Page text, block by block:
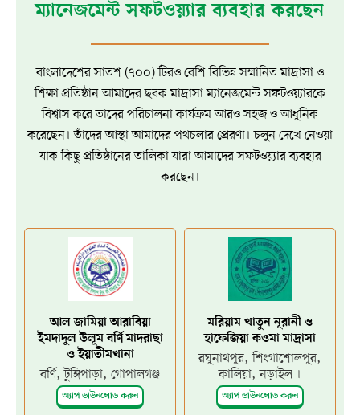
ম্যানেজমেন্ট সফটওয়্যার ব্যবহার করছেন
বাংলাদেশের সাতশ (৭০০) টিরও বেশি বিভিন্ন সম্মানিত মাদ্রাসা ও
শিক্ষা প্রতিষ্ঠান আমাদের ছবক মাদ্রাসা ম্যানেজমেন্ট সফটওয়্যারকে
বিশ্বাস করে তাদের পরিচালনা কার্যক্রম আরও সহজ ও আধুনিক
করেছেন। তাঁদের আস্থা আমাদের পথচলার প্রেরণা। চলুন দেখে নেওয়া
যাক কিছু প্রতিষ্ঠানের তালিকা যারা আমাদের সফটওয়্যার ব্যবহার
করছেন।
আল জামিয়া আরাবিয়া
ইমদাদুল উলূম বর্ণি মাদরাছা
ও ইয়াতীমখানা
বর্ণি, টুঙ্গিপাড়া, গোপালগঞ্জ
অ্যাপ ডাউনলোড করুন
মরিয়াম খাতুন নূরানী ও
হাফেজিয়া কওমা মাদ্রাসা
রঘুনাথপুর, শিংগাশোলপুর,
কালিয়া, নড়াইল ।
অ্যাপ ডাউনলোড করুন